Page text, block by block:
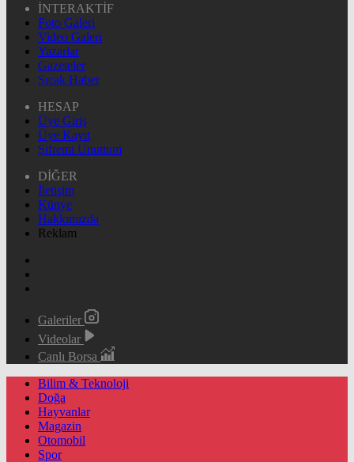
İNTERAKTİF
Foto Galeri
Video Galeri
Yazarlar
Gazeteler
Sıcak Haber
HESAP
Üye Giriş
Üye Kayıt
Şifremi Unuttum
DİĞER
İletişim
Künye
Hakkımızda
Reklam
Galeriler
Videolar
Canlı Borsa
Bilim & Teknoloji
Doğa
Hayvanlar
Magazin
Otomobil
Spor